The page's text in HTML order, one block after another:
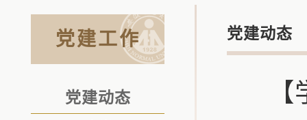
党建工作
党建动态
党建动态